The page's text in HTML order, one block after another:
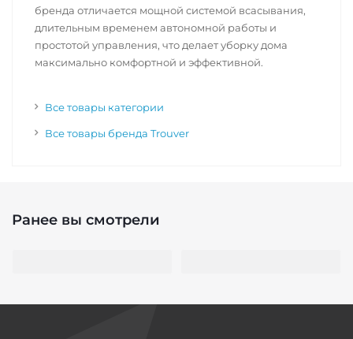
бренда отличается мощной системой всасывания,
длительным временем автономной работы и
простотой управления, что делает уборку дома
максимально комфортной и эффективной.
Все товары категории
Все товары бренда Trouver
Ранее вы смотрели